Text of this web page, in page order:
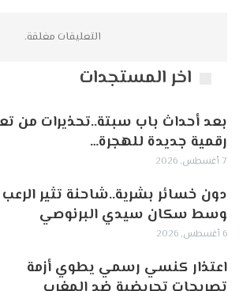
التعليقات مغلقة.
اخر المستجدات
بعد أحداث باب سبتة..تحذيرات من
رقمية جديدة للهجرة…
7 أغسطس, 2026
دون خسائر بشرية..شاحنة تثير الرعب
وسط سكان سيدي البرنوصي
6 أغسطس, 2026
اعتذار كنسي رسمي يطوي أزمة